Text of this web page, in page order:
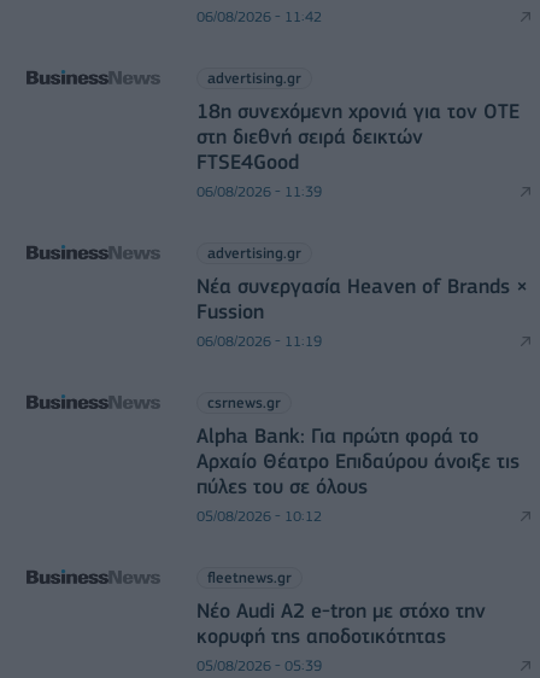
06/08/2026 - 11:42
advertising.gr
18η συνεχόμενη χρονιά για τον ΟΤΕ
στη διεθνή σειρά δεικτών
FTSE4Good
06/08/2026 - 11:39
advertising.gr
Νέα συνεργασία Heaven of Brands ×
Fussion
06/08/2026 - 11:19
csrnews.gr
Alpha Bank: Για πρώτη φορά το
Αρχαίο Θέατρο Επιδαύρου άνοιξε τις
πύλες του σε όλους
05/08/2026 - 10:12
fleetnews.gr
Νέο Audi A2 e-tron με στόχο την
κορυφή της αποδοτικότητας
05/08/2026 - 05:39